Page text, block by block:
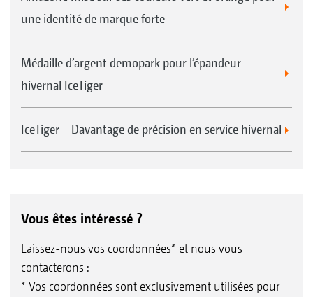
une identité de marque forte
Médaille d’argent demopark pour l’épandeur
hivernal IceTiger
IceTiger – Davantage de précision en service hivernal
Vous êtes intéressé ?
Laissez-nous vos coordonnées* et nous vous
contacterons :
* Vos coordonnées sont exclusivement utilisées pour